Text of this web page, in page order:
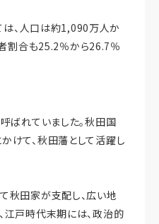
、人口は約1,090万人か
割合も25.2％から26.7％
ばれていました。秋田国
けて、秋田藩として活躍し
秋田家が支配し、広い地
江戸時代末期には、政治的